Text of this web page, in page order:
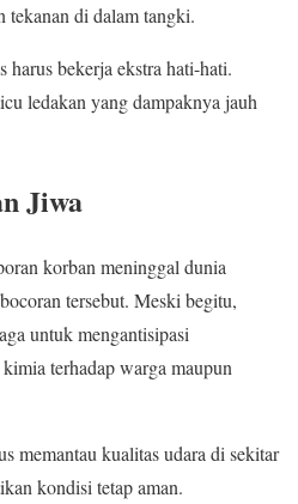
tekanan di dalam tangki.
bekerja ekstra hati-hati.
ledakan yang dampaknya jauh
Jiwa
korban meninggal dunia
tersebut. Meski begitu,
untuk mengantisipasi
terhadap warga maupun
memantau kualitas udara di sekitar
kondisi tetap aman.